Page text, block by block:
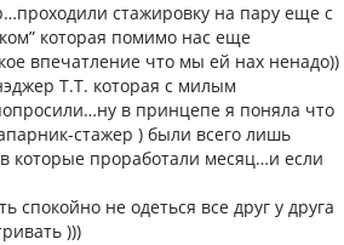
стажировку на пару еще с
которая помимо нас еще
впечатление что мы ей нах ненадо))
Т.Т. которая с милым
в принцепе я поняла что
стажер ) были всего лишь
которые проработали месяц…и если
спокойно не одеться все друг у друга
)))